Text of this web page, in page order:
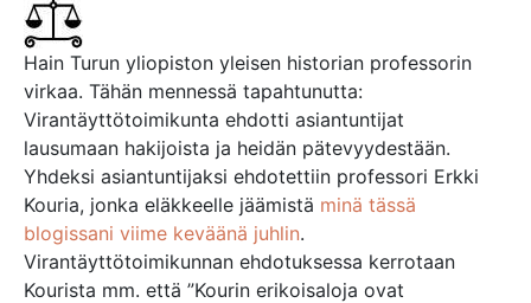
Hain Turun yliopiston yleisen historian professorin
virkaa. Tähän mennessä tapahtunutta:
Virantäyttötoimikunta ehdotti asiantuntijat
lausumaan hakijoista ja heidän pätevyydestään.
Yhdeksi asiantuntijaksi ehdotettiin professori Erkki
Kouria, jonka eläkkeelle jäämistä minä tässä
blogissani viime keväänä juhlin.
Virantäyttötoimikunnan ehdotuksessa kerrotaan
Kourista mm. että ”Kourin erikoisaloja ovat